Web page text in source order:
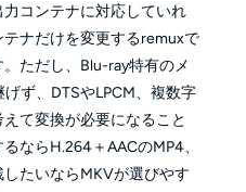
コンテナに対応していれ
ナだけを変更するremuxで
ただし、Blu-ray特有のメ
ず、DTSやLPCM、複数字
て変換が必要になること
ならH.264＋AACのMP4、
たいならMKVが選びやす